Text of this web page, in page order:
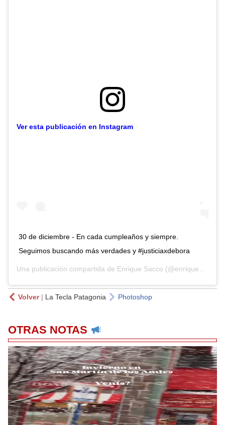
Ver esta publicación en Instagram
30 de diciembre - En cada cumpleaños y siempre.
Seguimos buscando más verdades y #justiciaxdebora
Una publicación compartida de Enrique Sacco (@enriquesacco) el
Volver| La Tecla Patagonia Photoshop
OTRAS NOTAS